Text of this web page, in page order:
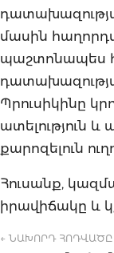
մասին
պաշտոնապես
Պրուսիկինը
ատելություն և
քարոզելուն
Հուսանք,
իրավիճակը և
← ՆԱԽՈՐԴ ՀՈԴՎԱԾԸ